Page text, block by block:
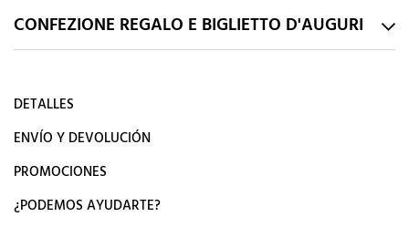
CONFEZIONE REGALO E BIGLIETTO D'AUGURI
DETALLES
ENVÍO Y DEVOLUCIÓN
PROMOCIONES
¿PODEMOS AYUDARTE?